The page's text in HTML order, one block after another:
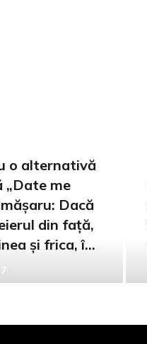
o alternativă
„Date me
Dacă
din față,
și frica, își
faci dacă te